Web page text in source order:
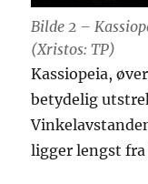
Bilde 2 –
(Xristos: TP)
Kassiopeia,
betydelig
ligger lengst fra